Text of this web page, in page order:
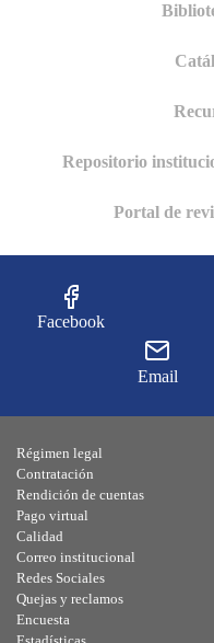
Repositorio
Portal de
Facebook
Email
Régimen legal
Contratación
Rendición de cuentas
Pago virtual
Calidad
Correo institucional
Redes Sociales
Quejas y reclamos
Encuesta